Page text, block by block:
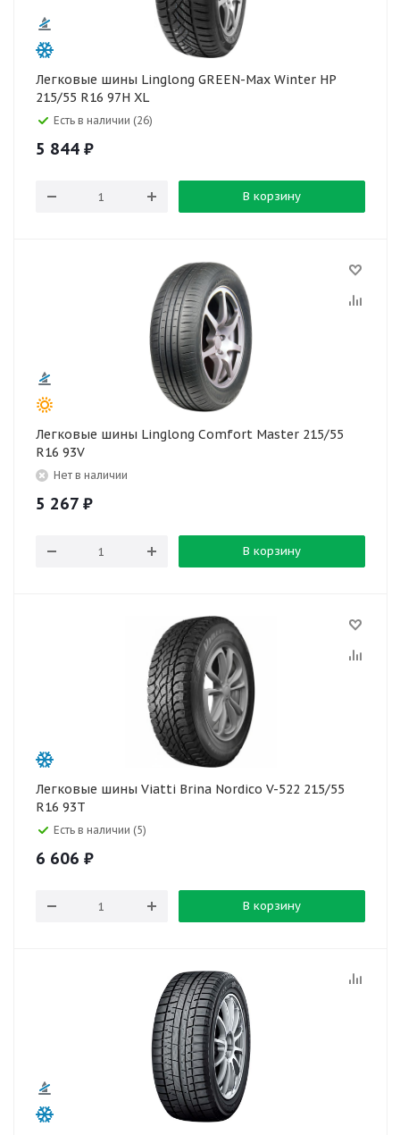
Легковые шины Linglong GREEN-Max Winter HP
215/55 R16 97H XL
Есть в наличии (26)
5 844 ₽
В корзину
Легковые шины Linglong Comfort Master 215/55
R16 93V
Нет в наличии
5 267 ₽
В корзину
Легковые шины Viatti Brina Nordico V-522 215/55
R16 93T
Есть в наличии (5)
6 606 ₽
В корзину